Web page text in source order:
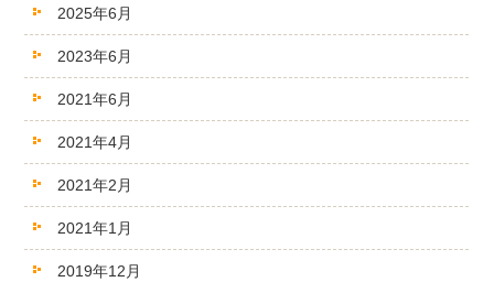
2025年6月
2023年6月
2021年6月
2021年4月
2021年2月
2021年1月
2019年12月